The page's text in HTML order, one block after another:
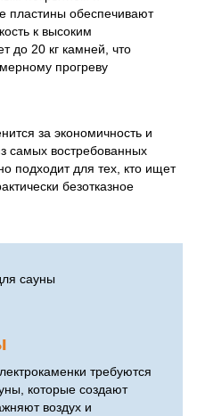
пластины обеспечивают
к высоким
до 20 кг камней, что
прогреву
за экономичность и
самых востребованных
подходит для тех, кто ищет
безотказное
требуются
которые создают
воздух и